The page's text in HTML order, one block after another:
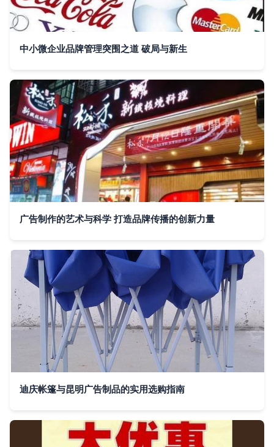
中小微企业品牌管理突围之道 破局与新生
广告制作的艺术与科学 打造品牌传播的创新力量
迪庆帐篷与昆明广告制品的实用选购指南